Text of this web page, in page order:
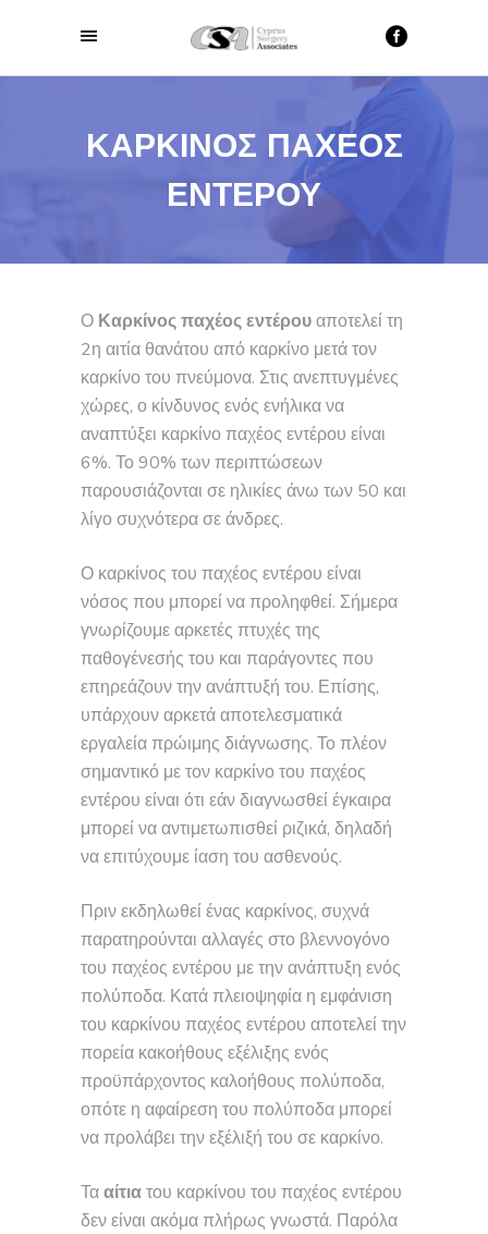
ΚΑΡΚΙΝΟΣ ΠΑΧΕΟΣ
ΕΝΤΕΡΟΥ
Ο Καρκίνος παχέος εντέρουαποτελεί τη
2η αιτία θανάτου από καρκίνο μετά τον
καρκίνο του πνεύμονα. Στις ανεπτυγμένες
χώρες, ο κίνδυνος ενός ενήλικα να
αναπτύξει καρκίνο παχέος εντέρου είναι
6%. Το 90% των περιπτώσεων
παρουσιάζονται σε ηλικίες άνω των 50 και
λίγο συχνότερα σε άνδρες.
Ο καρκίνος του παχέος εντέρου είναι
νόσος που μπορεί να προληφθεί. Σήμερα
γνωρίζουμε αρκετές πτυχές της
παθογένεσής του και παράγοντες που
επηρεάζουν την ανάπτυξή του. Επίσης,
υπάρχουν αρκετά αποτελεσματικά
εργαλεία πρώιμης διάγνωσης. Το πλέον
σημαντικό με τον καρκίνο του παχέος
εντέρου είναι ότι εάν διαγνωσθεί έγκαιρα
μπορεί να αντιμετωπισθεί ριζικά, δηλαδή
να επιτύχουμε ίαση του ασθενούς.
Πριν εκδηλωθεί ένας καρκίνος, συχνά
παρατηρούνται αλλαγές στο βλεννογόνο
του παχέος εντέρου με την ανάπτυξη ενός
πολύποδα. Κατά πλειοψηφία η εμφάνιση
του καρκίνου παχέος εντέρου αποτελεί την
πορεία κακοήθους εξέλιξης ενός
προϋπάρχοντος καλοήθους πολύποδα,
οπότε η αφαίρεση του πολύποδα μπορεί
να προλάβει την εξέλιξή του σε καρκίνο.
Τααίτιατου καρκίνου του παχέος εντέρου
δεν είναι ακόμα πλήρως γνωστά. Παρόλα